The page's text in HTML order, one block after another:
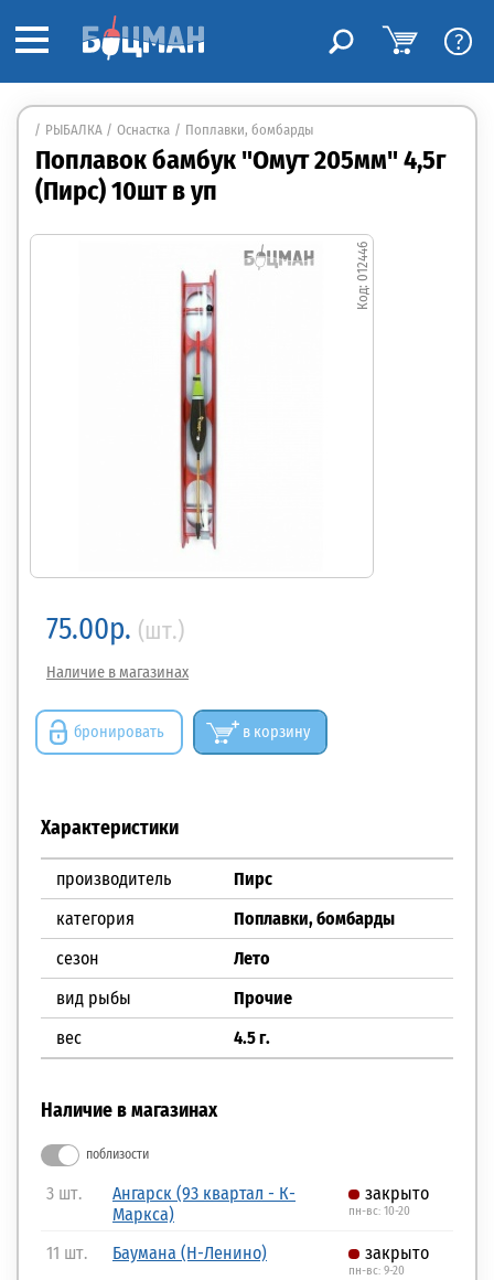
?
РЫБАЛКА Оснастка Поплавки, бомбарды
Поплавок бамбук "Омут 205мм" 4,5г
(Пирс) 10шт в уп
012446
75.00р. (шт.)
Наличие в магазинах
бронировать в корзину
Характеристики
производитель
Пирс
категория
Поплавки, бомбарды
сезон
Лето
вид рыбы
Прочие
вес
4.5 г.
Наличие в магазинах
поблизости
3 шт.
Ангарск (93 квартал - К-
Маркса)
закрыто
пн-вс: 10-20
11 шт. Баумана (Н-Ленино) закрыто
пн-вс: 9-20